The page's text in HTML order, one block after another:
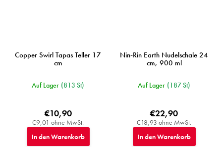
Copper Swirl Tapas Teller 17
cm
Auf Lager (813 St)
€9,01 ohne MwSt.
€10,90
In den Warenkorb
Nin-Rin Earth Nudelschale 24
cm, 900 ml
Auf Lager (187 St)
€18,93 ohne MwSt.
€22,90
In den Warenkorb